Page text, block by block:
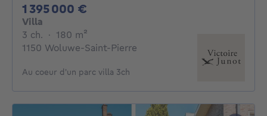
1 395 000 €
Villa
3 ch. 3 chambres
· 180 m²
1150 Woluwe-Saint-Pierre
Au coeur d'un parc villa 3ch